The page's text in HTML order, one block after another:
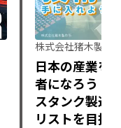
株式会社猪木製作
日本の産業を
者になろう！
スタンク製造
リストを目指